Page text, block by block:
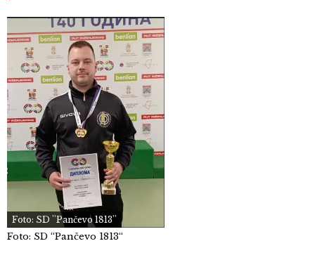
Foto: SD “Pančevo 1813“
Foto: SD ''Pančevo 1813''